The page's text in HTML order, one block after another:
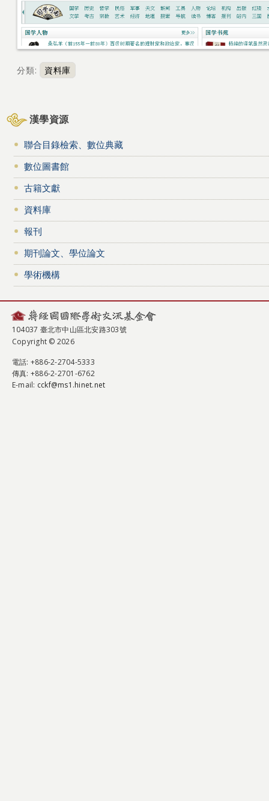
分類: 資料庫
漢學資源
聯合目錄檢索、數位典藏
數位圖書館
古籍文獻
資料庫
報刊
期刊論文、學位論文
學術機構
104037 臺北市中山區北安路303號
Copyright © 2026
電話: +886-2-2704-5333
傳真: +886-2-2701-6762
E-mail: cckf@ms1.hinet.net